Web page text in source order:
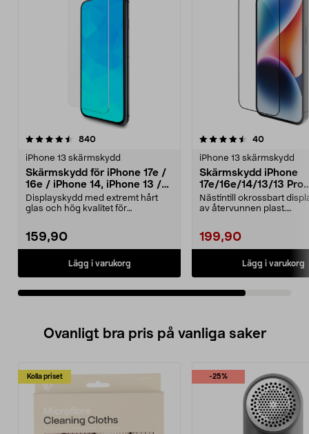
840recensioner
iPhone 13 skärmskydd
Skärmskydd för iPhone 17e /
16e / iPhone 14, iPhone 13 /
13 Pro, Tempered Glass
Displayskydd med extremt hårt
glas och hög kvalitet för
159,90
Lägg i varukorg
4.5av 5 stjärnor 40
iPhone 13 skärmskydd
Skärmskydd iPhone
17e/16e/14/13/13 Pro
dbramante1928 Eco-
Nästintill okrossbart
av återvunnen plast.
199,90
Lägg i varukorg
Ovanligt bra pris på vanliga saker
Kolla priset -25%